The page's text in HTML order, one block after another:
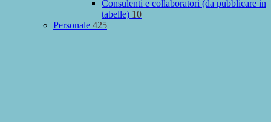
Consulenti e collaboratori (da pubblicare in
tabelle) 10
Personale 425